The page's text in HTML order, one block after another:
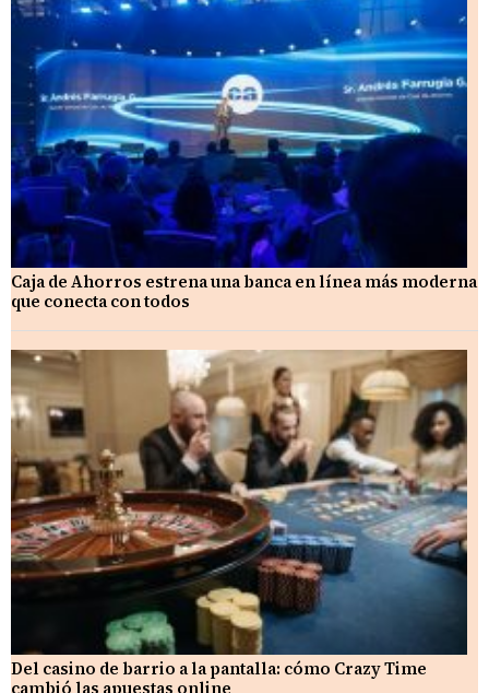
Caja de Ahorros estrena una banca en línea más moderna
que conecta con todos
Del casino de barrio a la pantalla: cómo Crazy Time
cambió las apuestas online